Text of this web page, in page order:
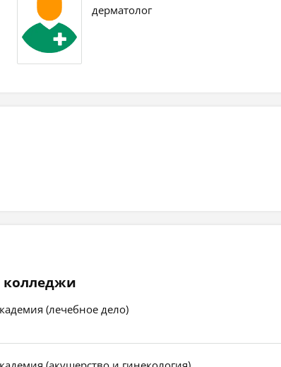
дерматолог
колледжи
(лечебное дело)